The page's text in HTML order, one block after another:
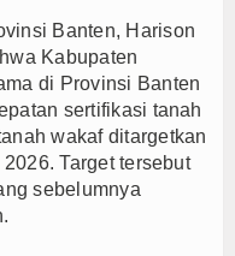
Banten, Harison
Kabupaten
di Provinsi Banten
sertifikasi tanah
wakaf ditargetkan
Target tersebut
sebelumnya